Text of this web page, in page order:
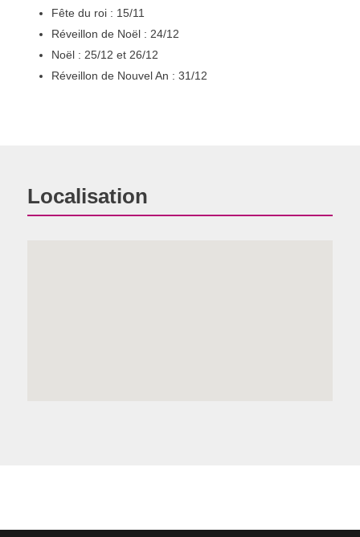
Fête du roi : 15/11
Réveillon de Noël : 24/12
Noël : 25/12 et 26/12
Réveillon de Nouvel An : 31/12
Localisation